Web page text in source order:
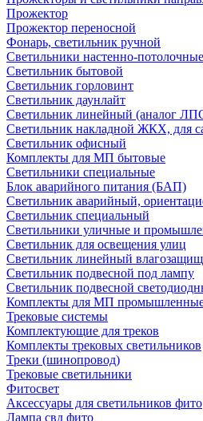
Прожектор
Прожектор переносной
Фонарь, светильник ручной
Светильники настенно-потолочные
Светильник бытовой
Светильник горловинт
Светильник даунлайт
Светильник линейный (аналог
Светильник накладной ЖКХ, для
Светильник офисный
Комплекты для МП бытовые
Светильники специальные
Блок аварийного питания (БАП)
Светильник аварийный,
Светильник специальный
Светильники уличные и
Светильник для освещения улиц
Светильник линейный
Светильник подвесной под лампу
Светильник подвесной
Комплекты для МП
Трековые системы
Комплектующие для треков
Комплекты трековых светильников
Треки (шинопровод)
Трековые светильники
Фитосвет
Аксессуары для светильников фито
Лампа свд фито